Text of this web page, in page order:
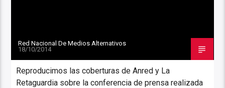
Red Nacional De Medios Alternativos
18/10/2014
Reproducimos las coberturas de Anred y La
Retaguardia sobre la conferencia de prensa realizada